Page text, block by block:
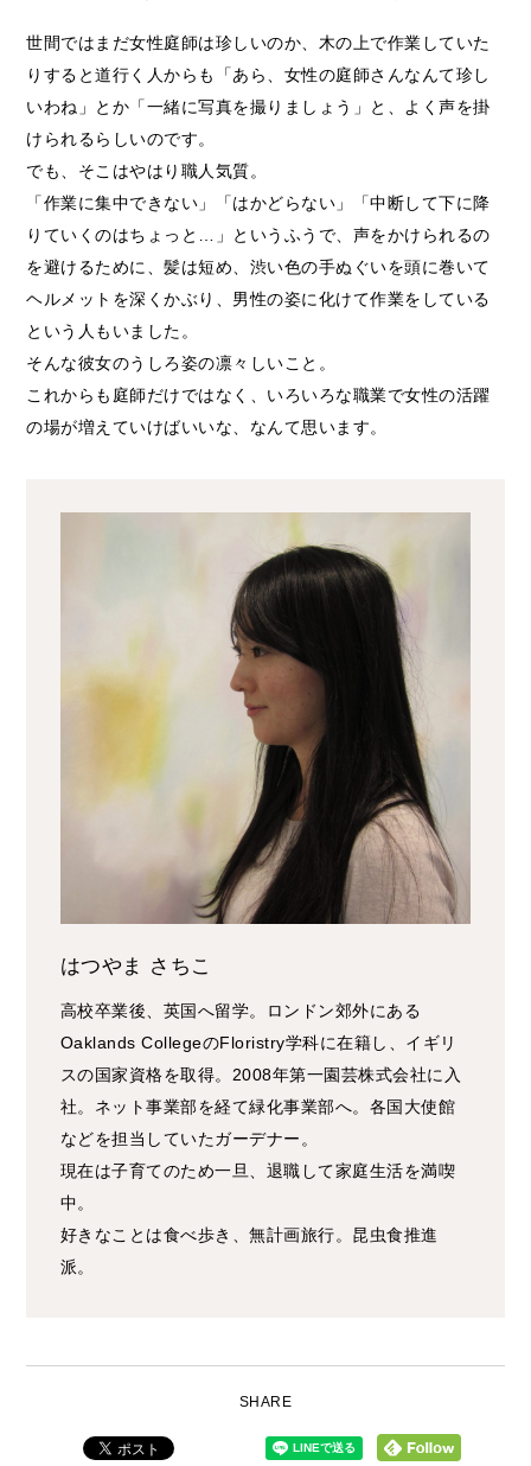
世間ではまだ女性庭師は珍しいのか、木の上で作業していた
りすると道行く人からも「あら、女性の庭師さんなんて珍し
いわね」とか「一緒に写真を撮りましょう」と、よく声を掛
けられるらしいのです。
でも、そこはやはり職人気質。
「作業に集中できない」「はかどらない」「中断して下に降
りていくのはちょっと…」というふうで、声をかけられるの
を避けるために、髪は短め、渋い色の手ぬぐいを頭に巻いて
ヘルメットを深くかぶり、男性の姿に化けて作業をしている
という人もいました。
そんな彼女のうしろ姿の凛々しいこと。
これからも庭師だけではなく、いろいろな職業で女性の活躍
の場が増えていけばいいな、なんて思います。
はつやま さちこ
高校卒業後、英国へ留学。ロンドン郊外にある
Oaklands CollegeのFloristry学科に在籍し、イギリ
スの国家資格を取得。2008年第一園芸株式会社に入
社。ネット事業部を経て緑化事業部へ。各国大使館
などを担当していたガーデナー。
現在は子育てのため一旦、退職して家庭生活を満喫
中。
好きなことは食べ歩き、無計画旅行。昆虫食推進
派。
SHARE